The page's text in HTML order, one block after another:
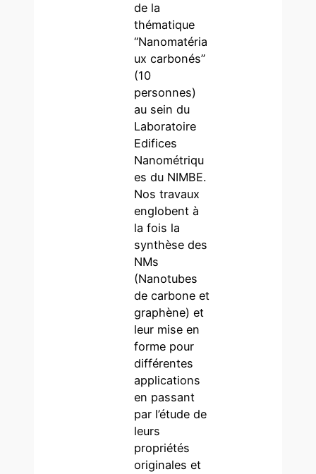
de la
thématique
“Nanomatéria
ux carbonés”
(10
personnes)
au sein du
Laboratoire
Edifices
Nanométriqu
es du NIMBE.
Nos travaux
englobent à
la fois la
synthèse des
NMs
(Nanotubes
de carbone et
graphène) et
leur mise en
forme pour
différentes
applications
en passant
par l’étude de
leurs
propriétés
originales et